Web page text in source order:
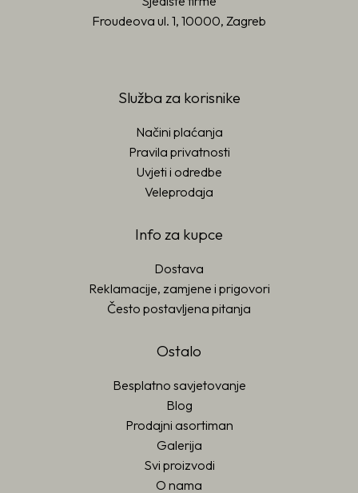
Froudeova ul. 1, 10000, Zagreb
Služba za korisnike
Načini plaćanja
Pravila privatnosti
Uvjeti i odredbe
Veleprodaja
Info za kupce
Dostava
Reklamacije, zamjene i prigovori
Često postavljena pitanja
Ostalo
Besplatno savjetovanje
Blog
Prodajni asortiman
Galerija
Svi proizvodi
O nama